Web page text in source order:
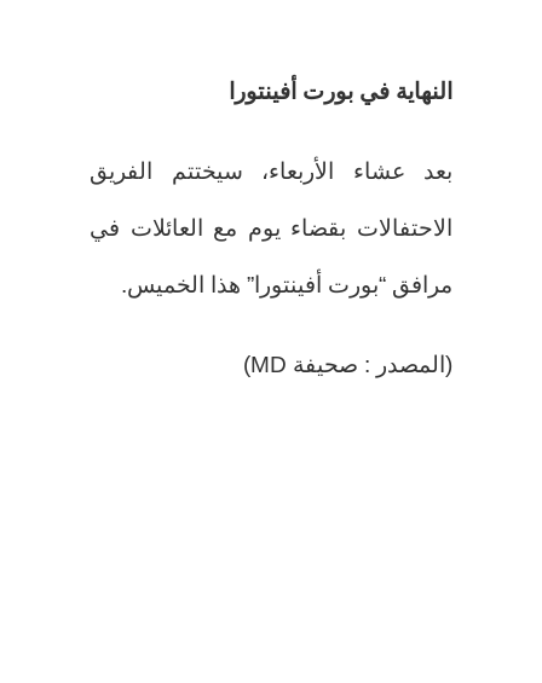
النهاية في بورت أفينتورا
بعد عشاء الأربعاء، سيختتم الفريق
الاحتفالات بقضاء يوم مع العائلات في
مرافق “بورت أفينتورا” هذا الخميس.
(المصدر : صحيفة MD)